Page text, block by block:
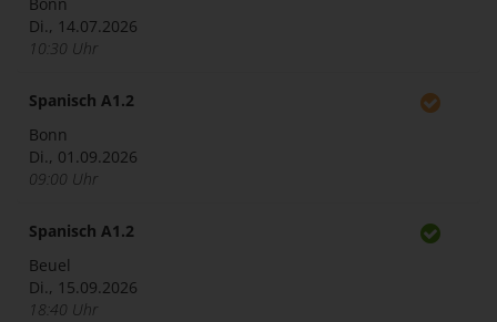
Di., 14.07.2026
10:30 Uhr
Spanisch A1.2
Bonn
Di., 01.09.2026
09:00 Uhr
Spanisch A1.2
Beuel
Di., 15.09.2026
18:40 Uhr